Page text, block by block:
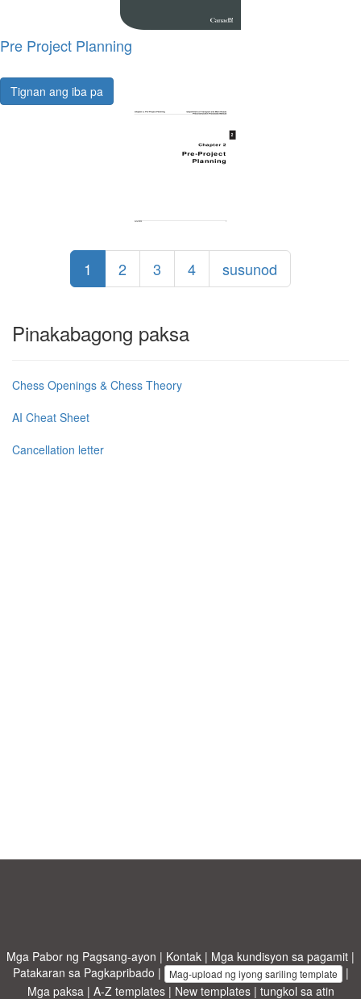
Pre Project Planning
Tignan ang iba pa
1 2 3 4 susunod
Pinakabagong paksa
Chess Openings & Chess Theory
AI Cheat Sheet
Cancellation letter
Mga Pabor ng Pagsang-ayon | Kontak | Mga kundisyon sa pagamit |
Patakaran sa Pagkapribado | Mag-upload ng iyong sariling template |
Mga paksa | A-Z templates| New templates| tungkol sa atin